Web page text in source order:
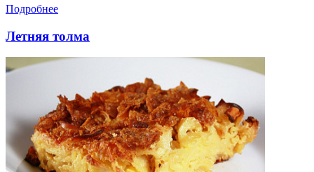
Подробнее
Летняя толма